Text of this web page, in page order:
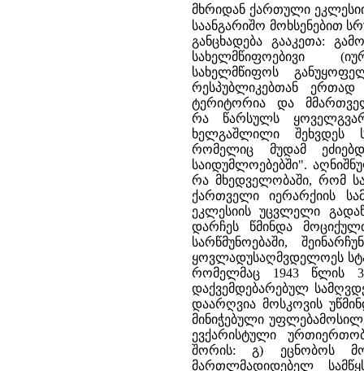
მხრიდან ქართული
საანგარიშო მოხსენებით
განცხადება გააკეთა:
სახელმწიფოებივი
სახელმწიფოს
რესპუბლიკებთან
ტერიტორია და
რა წარსულს
ხელგაშლილი შეხვდეს
რომელიც მუდამ
საიდუმლოებებში".
რა მხედველობაში, რომ
ქართველი იერარქიის
ეკლესიის უცვლელი
დარჩეს წმინდა
სარწმუნოებაში,
ყოვლადუსაღმვდელოეს
რომელმაც 1943 წლის
დაქვემდებარებულ
დაარღვია მოსკოვის
მინიჭებული
ევქარისტული
შორის: გ) ეცნობოს
მართლმადიდებელ